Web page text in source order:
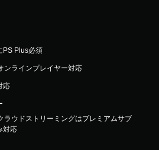
PS Plus必須
ンラインプレイヤー対応
応
ラウドストリーミングはプレミアムサブ
対応